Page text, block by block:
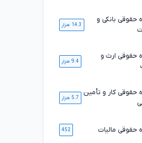
پیشنهاد بنیاد وکلا
حقوقی بانکی و
14.3 هزار
حقوقی ارث و
9.4 هزار
حقوقی کار و تأمین
5.7 هزار
حقوقی مالیات 452